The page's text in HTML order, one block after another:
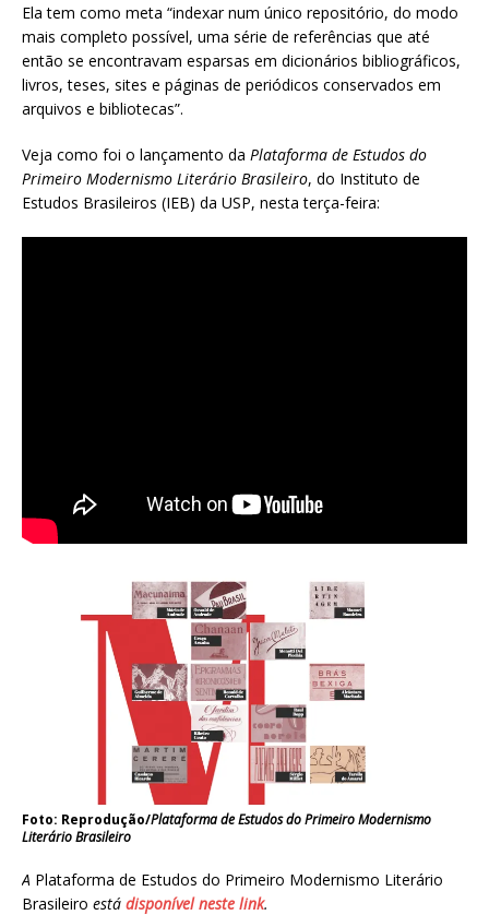
Ela tem como meta “indexar num único repositório, do modo
mais completo possível, uma série de referências que até
então se encontravam esparsas em dicionários bibliográficos,
livros, teses, sites e páginas de periódicos conservados em
arquivos e bibliotecas”.
Veja como foi o lançamento da Plataforma de Estudos do
Primeiro Modernismo Literário Brasileiro, do Instituto de
Estudos Brasileiros (IEB) da USP, nesta terça-feira:
Foto: Reprodução/Plataforma de Estudos do Primeiro Modernismo
Literário Brasileiro
A Plataforma de Estudos do Primeiro Modernismo Literário
Brasileiro está disponível neste link.